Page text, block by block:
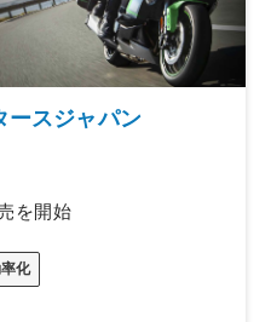
ースジャパン
を開始
化